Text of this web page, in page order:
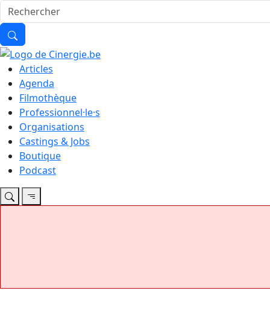
Articles
Agenda
Filmothèque
Professionnel·le·s
Organisations
Castings & Jobs
Boutique
Podcast